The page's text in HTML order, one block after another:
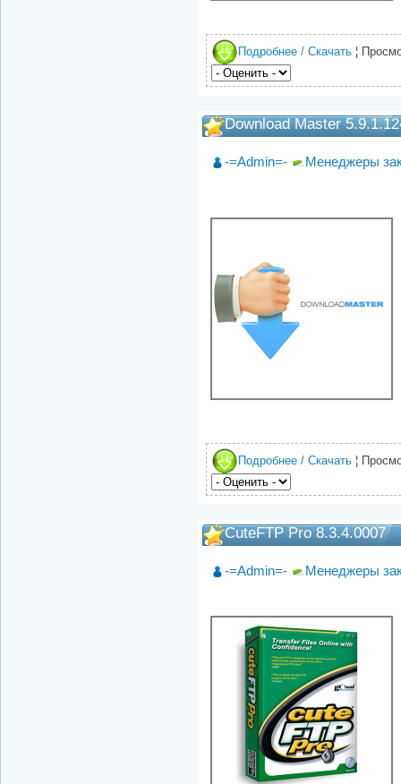
Подробнее / Скачать ¦
Download Master
-=Admin=- Менеджеры
Подробнее / Скачать ¦
CuteFTP Pro 8.3.4.0007
-=Admin=- Менеджеры